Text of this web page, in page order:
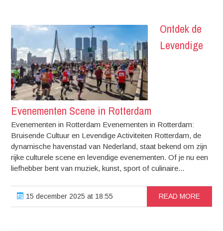
Ontdek de
Levendige
Evenementen Scene in Rotterdam
Evenementen in Rotterdam Evenementen in Rotterdam:
Bruisende Cultuur en Levendige Activiteiten Rotterdam, de
dynamische havenstad van Nederland, staat bekend om zijn
rijke culturele scene en levendige evenementen. Of je nu een
liefhebber bent van muziek, kunst, sport of culinaire...
15 december 2025 at 18:55 READ MORE